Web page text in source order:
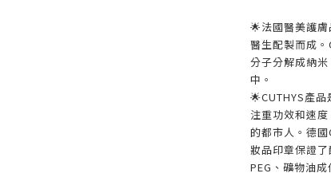
🌟法國醫美護
醫生配製而成
分子分解成納
中。
🌟CUTHYS產
注重功效和速
的都市人。 德
妝品印章保證
PEG 、 礦物油成